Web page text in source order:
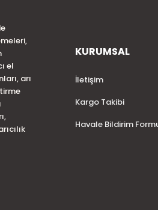
el
arı
KURUMSAL
İletişim
Kargo Takibi
Havale Bildirim